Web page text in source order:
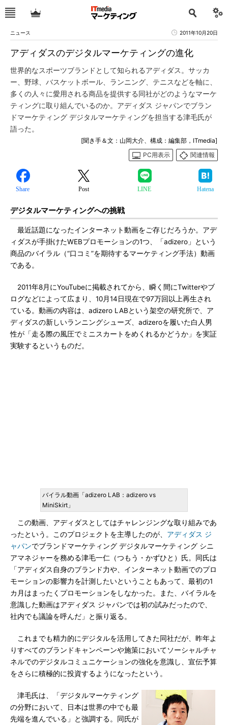
ニュース 2011年10月20日
アディダスのデジタルマーケティングの進化
世界的なスポーツブランドとして知られるアディダス。サッカ
ー、野球、バスケットボール、ランニング、テニスなどを軸に、
多くの人々に愛用される商品を提供する同社がどのようなマーケ
ティングに取り組んでいるのか。アディダス ジャパンでブラン
ドマーケティング デジタルマーケティングを担当する津毛氏が
語った。
[聞き手＆文：山岡大介、構成：編集部，ITmedia]
PC用表示
関連情報
Share Post LINE Hatena
デジタルマーケティングへの挑戦
最近話題になったインターネット動画をご存じだろうか。アデ
ィダスが手掛けたWEBプロモーションの1つ、「adizero」という
商品のバイラル（“口コミ”を期待するマーケティング手法）動画
である。
2011年8月にYouTubeに掲載されてから、瞬く間にTwitterやブ
ログなどによって広まり、10月14日現在で97万回以上再生され
ている。動画の内容は、adizero LABという架空の研究所で、ア
ディダスの新しいランニングシューズ、adizeroを履いた白人男
性が「走る際の風圧でミニスカートをめくれるかどうか」を実証
実験するというものだ。
バイラル動画「adizero LAB：adizero vs
MiniSkirt」
この動画、アディダスとしてはチャレンジングな取り組みであ
ったという。このプロジェクトを主導したのが、 アディダス ジ
ャパンでブランドマーケティング デジタルマーケティング シニ
アマネジャーを務める津毛一仁（つもう・かずひと）氏。同氏は
「アディダス自身のブランド力や、インターネット動画でのプロ
モーションの影響力を計測したいということもあって、最初の1
カ月はまったくプロモーションをしなかった。また、バイラルを
意識した動画はアディダス ジャパンでは初の試みだったので、
社内でも議論を呼んだ」と振り返る。
これまでも精力的にデジタルを活用してきた同社だが、昨年よ
りすべてのブランドキャンペーンや施策においてソーシャルチャ
ネルでのデジタルコミュニケーションの強化を意識し、宣伝予算
をさらに積極的に投資するようになったという。
津毛氏は、「デジタルマーケティング
の分野において、日本は世界の中でも最
先端を進んでいる」と強調する。同氏が